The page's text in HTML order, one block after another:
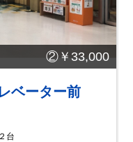
②￥33,000
ベーター前
台